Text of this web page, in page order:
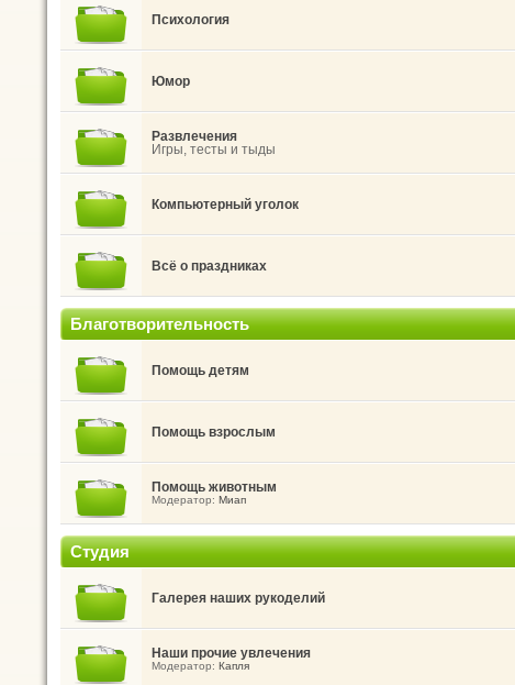
Психология
Юмор
Развлечения
Игры, тесты и тыды
Компьютерный уголок
Всё о праздниках
Благотворительность
Помощь детям
Помощь взрослым
Помощь животным
Модератор: Миап
Студия
Галерея наших рукоделий
Наши прочие увлечения
Модератор: Капля